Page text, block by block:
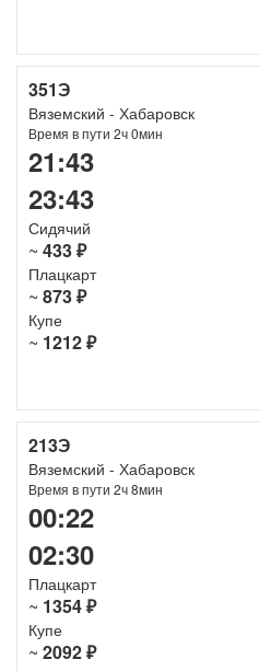
351Э
Вяземский - Хабаровск
Время в пути 2ч 0мин
21:43
23:43
Сидячий
~ 433 ₽
Плацкарт
~ 873 ₽
Купе
~ 1212 ₽
213Э
Вяземский - Хабаровск
Время в пути 2ч 8мин
00:22
02:30
Плацкарт
~ 1354 ₽
Купе
~ 2092 ₽